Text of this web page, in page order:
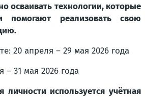
осваивать технологии, которые
реализовать свою
20 апреля – 29 мая 2026 года
– 31 мая 2026 года
личности используется учётная